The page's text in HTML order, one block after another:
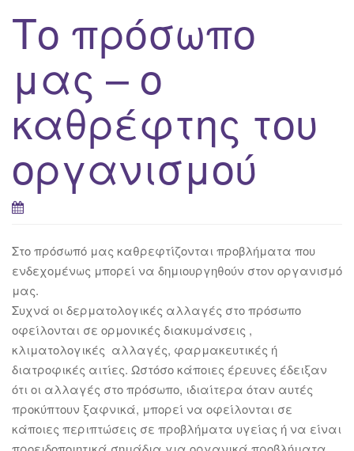
Το πρόσωπο
μας – ο
καθρέφτης του
οργανισμού
Στο πρόσωπό μας καθρεφτίζονται προβλήματα που
ενδεχομένως μπορεί να δημιουργηθούν στον οργανισμό
μας.
Συχνά οι δερματολογικές αλλαγές στο πρόσωπο
οφείλονται σε ορμονικές διακυμάνσεις ,
κλιματολογικές αλλαγές, φαρμακευτικές ή
διατροφικές αιτίες. Ωστόσο κάποιες έρευνες έδειξαν
ότι οι αλλαγές στο πρόσωπο, ιδιαίτερα όταν αυτές
προκύπτουν ξαφνικά, μπορεί να οφείλονται σε
κάποιες περιπτώσεις σε προβλήματα υγείας ή να είναι